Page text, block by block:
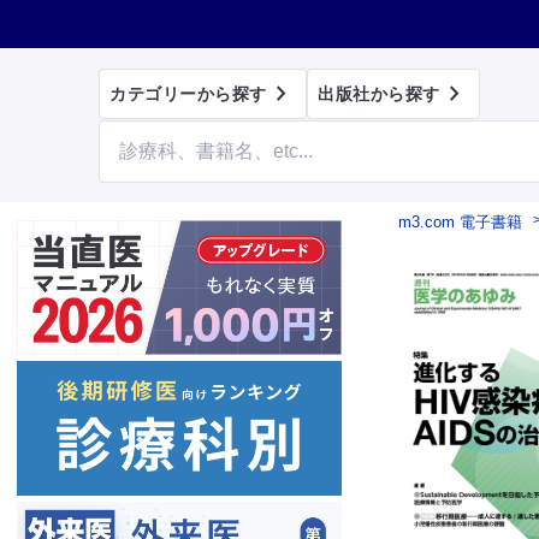
カテゴリーから探す  出版社から探す 
m3.com 電子書籍